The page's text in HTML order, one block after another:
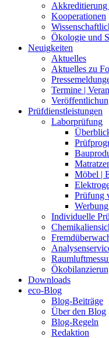
Akkreditierung
Kooperationen
Ökologie und
Neuigkeiten
Aktuelles
Aktuelles zu
Termine |
Prüfdienstleistungen
Laborprüfung
Möbel |
Prüfung
Individuelle
Downloads
eco-Blog
Blog-Beiträge
Über den Blog
Blog-Regeln
Redaktion